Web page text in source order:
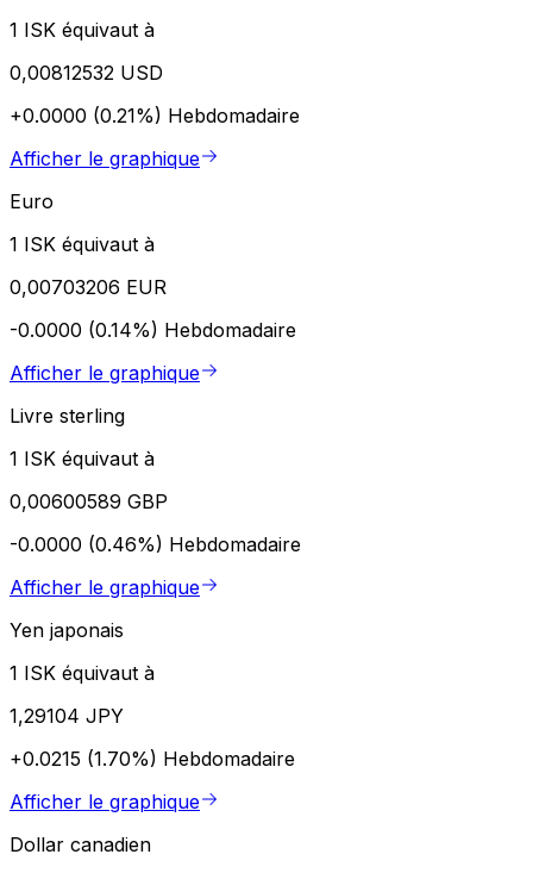
1 ISK équivaut à
0,00812532 USD
+0.0000 (0.21%) Hebdomadaire
Afficher le graphique
Euro
1 ISK équivaut à
0,00703206 EUR
-0.0000 (0.14%) Hebdomadaire
Afficher le graphique
Livre sterling
1 ISK équivaut à
0,00600589 GBP
-0.0000 (0.46%) Hebdomadaire
Afficher le graphique
Yen japonais
1 ISK équivaut à
1,29104 JPY
+0.0215 (1.70%) Hebdomadaire
Afficher le graphique
Dollar canadien